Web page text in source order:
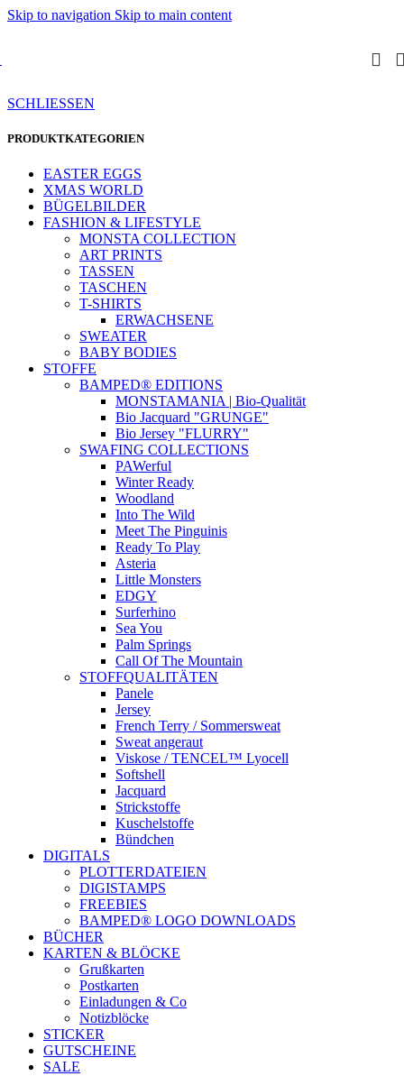
Skip to navigation Skip to main content
SCHLIESSEN
PRODUKTKATEGORIEN
EASTER EGGS
XMAS WORLD
BÜGELBILDER
FASHION & LIFESTYLE
MONSTA COLLECTION
ART PRINTS
TASSEN
TASCHEN
T-SHIRTS
ERWACHSENE
SWEATER
BABY BODIES
STOFFE
BAMPED® EDITIONS
MONSTAMANIA | Bio-Qualität
Bio Jacquard "GRUNGE"
Bio Jersey "FLURRY"
SWAFING COLLECTIONS
PAWerful
Winter Ready
Woodland
Into The Wild
Meet The Pinguinis
Ready To Play
Asteria
Little Monsters
EDGY
Surferhino
Sea You
Palm Springs
Call Of The Mountain
STOFFQUALITÄTEN
Panele
Jersey
French Terry / Sommersweat
Sweat angeraut
Viskose / TENCEL™ Lyocell
Softshell
Jacquard
Strickstoffe
Kuschelstoffe
Bündchen
DIGITALS
PLOTTERDATEIEN
DIGISTAMPS
FREEBIES
BAMPED® LOGO DOWNLOADS
BÜCHER
KARTEN & BLÖCKE
Grußkarten
Postkarten
Einladungen & Co
Notizblöcke
STICKER
GUTSCHEINE
SALE